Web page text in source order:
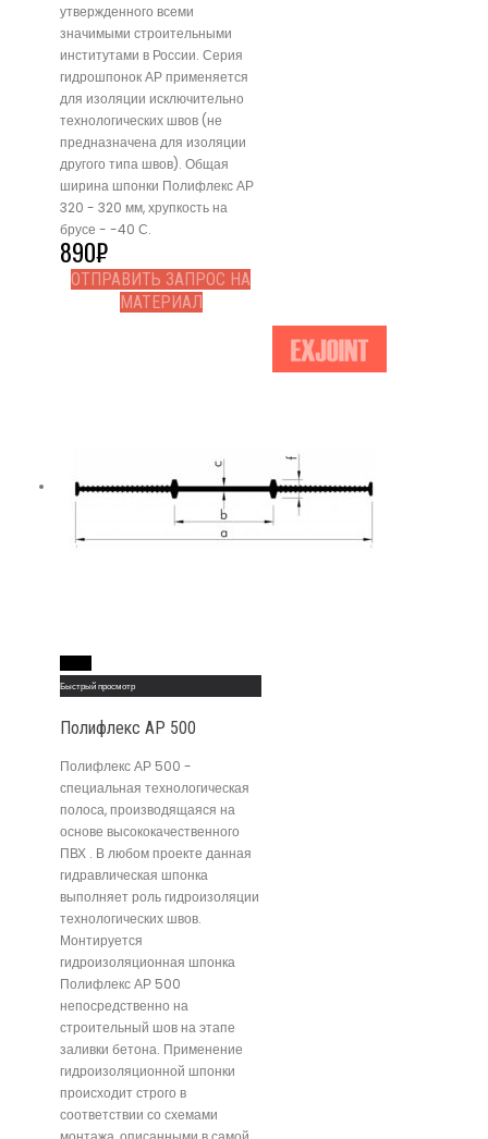
утвержденного всеми
значимыми строительными
институтами в России. Серия
гидрошпонок АР применяется
для изоляции исключительно
технологических швов (не
предназначена для изоляции
другого типа швов). Общая
ширина шпонки Полифлекс АР
320 - 320 мм, хрупкость на
брусе - -40 С.
890₽
ОТПРАВИТЬ ЗАПРОС НА
МАТЕРИАЛ
Быстрый просмотр
Полифлекс АР 500
Полифлекс АР 500 -
специальная технологическая
полоса, производящаяся на
основе высококачественного
ПВХ . В любом проекте данная
гидравлическая шпонка
выполняет роль гидроизоляции
технологических швов.
Монтируется
гидроизоляционная шпонка
Полифлекс АР 500
непосредственно на
строительный шов на этапе
заливки бетона. Применение
гидроизоляционной шпонки
происходит строго в
соответствии со схемами